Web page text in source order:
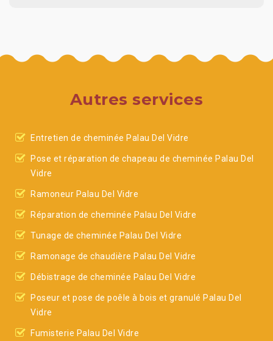
Autres services
Entretien de cheminée Palau Del Vidre
Pose et réparation de chapeau de cheminée Palau Del
Vidre
Ramoneur Palau Del Vidre
Réparation de cheminée Palau Del Vidre
Tunage de cheminée Palau Del Vidre
Ramonage de chaudière Palau Del Vidre
Débistrage de cheminée Palau Del Vidre
Poseur et pose de poêle à bois et granulé Palau Del
Vidre
Fumisterie Palau Del Vidre